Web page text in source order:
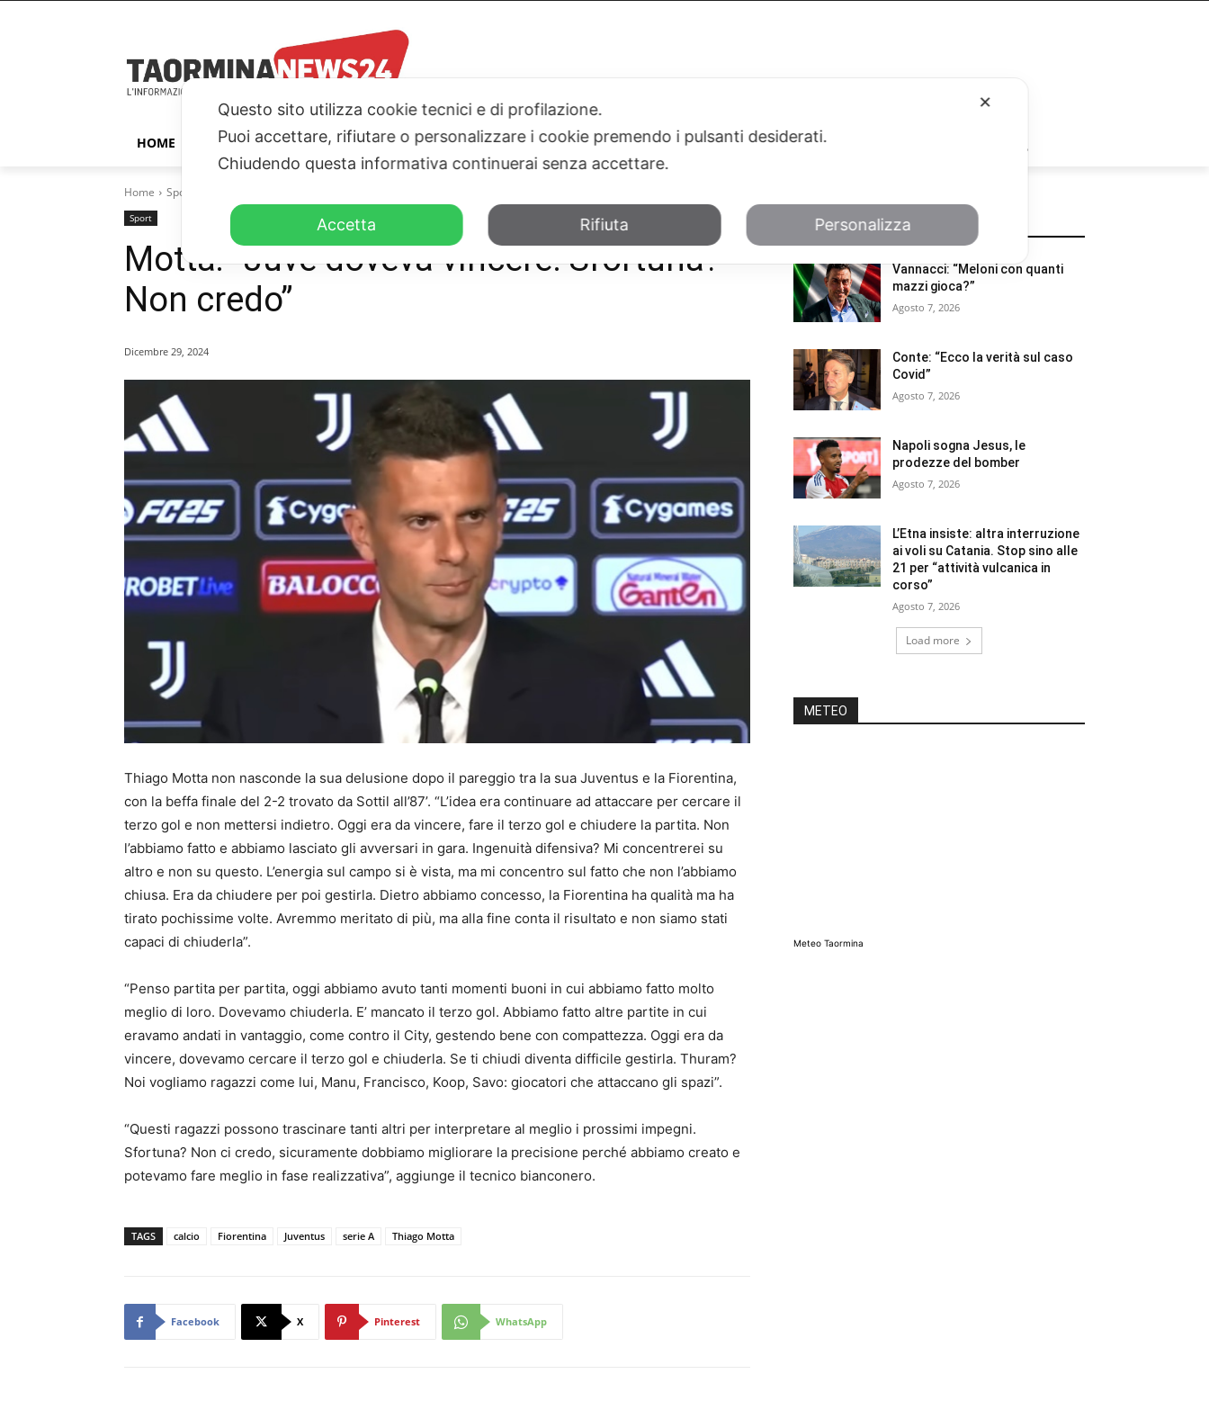
HOME TAORMINA ITALIA – ESTERI PARLAMENTO SICILIA SALUTE SPORT TN24TV
Home Sport
Sport
Motta: “Juve doveva vincere. Sfortuna?
Non credo”
Dicembre 29, 2024
Thiago Motta non nasconde la sua delusione dopo il pareggio tra la sua Juventus e la Fiorentina,
con la beffa finale del 2-2 trovato da Sottil all’87’. “L’idea era continuare ad attaccare per cercare il
terzo gol e non mettersi indietro. Oggi era da vincere, fare il terzo gol e chiudere la partita. Non
l’abbiamo fatto e abbiamo lasciato gli avversari in gara. Ingenuità difensiva? Mi concentrerei su
altro e non su questo. L’energia sul campo si è vista, ma mi concentro sul fatto che non l’abbiamo
chiusa. Era da chiudere per poi gestirla. Dietro abbiamo concesso, la Fiorentina ha qualità ma ha
tirato pochissime volte. Avremmo meritato di più, ma alla fine conta il risultato e non siamo stati
capaci di chiuderla”.
“Penso partita per partita, oggi abbiamo avuto tanti momenti buoni in cui abbiamo fatto molto
meglio di loro. Dovevamo chiuderla. E’ mancato il terzo gol. Abbiamo fatto altre partite in cui
eravamo andati in vantaggio, come contro il City, gestendo bene con compattezza. Oggi era da
vincere, dovevamo cercare il terzo gol e chiuderla. Se ti chiudi diventa difficile gestirla. Thuram?
Noi vogliamo ragazzi come lui, Manu, Francisco, Koop, Savo: giocatori che attaccano gli spazi”.
“Questi ragazzi possono trascinare tanti altri per interpretare al meglio i prossimi impegni.
Sfortuna? Non ci credo, sicuramente dobbiamo migliorare la precisione perché abbiamo creato e
potevamo fare meglio in fase realizzativa”, aggiunge il tecnico bianconero.
TAGS calcio Fiorentina Juventus serie A Thiago Motta
Facebook X Pinterest WhatsApp
POTREBBE INTERESSARTI
Vannacci: “Meloni con quanti
mazzi gioca?”
Agosto 7, 2026
Conte: “Ecco la verità sul caso
Covid”
Agosto 7, 2026
Napoli sogna Jesus, le
prodezze del bomber
Agosto 7, 2026
L’Etna insiste: altra interruzione
ai voli su Catania. Stop sino alle
21 per “attività vulcanica in
corso”
Agosto 7, 2026
Load more
METEO
Meteo Taormina
✕
Questo sito utilizza cookie tecnici e di profilazione.
Puoi accettare, rifiutare o personalizzare i cookie premendo i pulsanti desiderati.
Chiudendo questa informativa continuerai senza accettare.
Accetta Rifiuta Personalizza